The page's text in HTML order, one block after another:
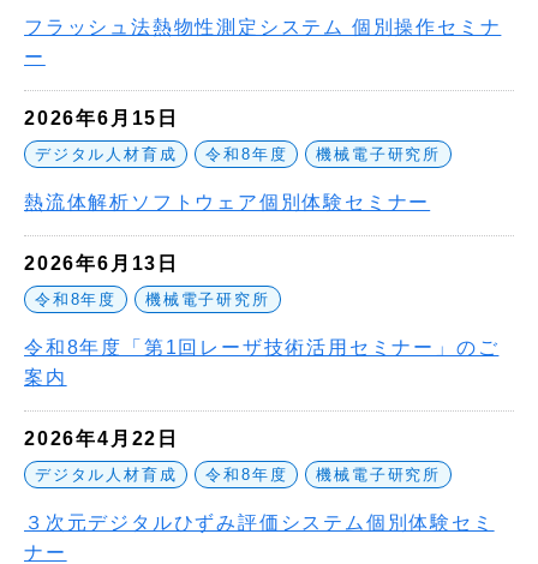
フラッシュ法熱物性測定システム 個別操作セミナ
ー
2026年6月15日
デジタル人材育成 令和8年度 機械電子研究所
熱流体解析ソフトウェア個別体験セミナー
2026年6月13日
令和8年度 機械電子研究所
令和8年度「第1回レーザ技術活用セミナー」のご
案内
2026年4月22日
デジタル人材育成 令和8年度 機械電子研究所
３次元デジタルひずみ評価システム個別体験セミ
ナー